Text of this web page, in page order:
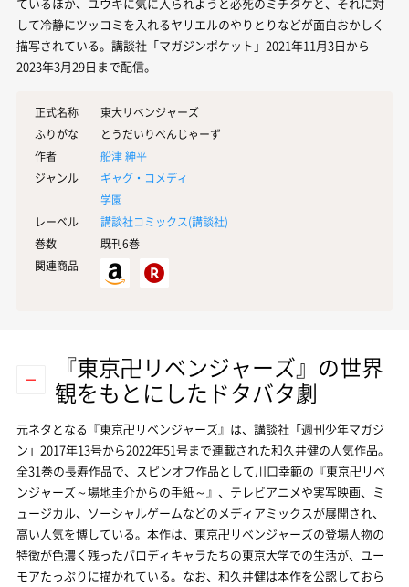
して冷静にツッコミを入れるヤリエルのやりとりなどが面白おかしく
描写されている。講談社「マガジンポケット」2021年11月3日から
2023年3月29日まで配信。
正式名称
東大リベンジャーズ
ふりがな
とうだいりべんじゃーず
作者
船津 紳平
ジャンル
ギャグ・コメディ
学園
レーベル
講談社コミックス(講談社)
巻数
既刊6巻
関連商品
『東京卍リベンジャーズ』の世界
観をもとにしたドタバタ劇
元ネタとなる『東京卍リベンジャーズ』は、講談社「週刊少年マガジ
ン」2017年13号から2022年51号まで連載された和久井健の人気作品。
全31巻の長寿作品で、スピンオフ作品として川口幸範の『東京卍リベ
ンジャーズ～場地圭介からの手紙～』、テレビアニメや実写映画、ミ
ュージカル、ソーシャルゲームなどのメディアミックスが展開され、
高い人気を博している。本作は、東京卍リベンジャーズの登場人物の
特徴が色濃く残ったパロディキャラたちの東京大学での生活が、ユー
モアたっぷりに描かれている。なお、和久井健は本作を公認しておら